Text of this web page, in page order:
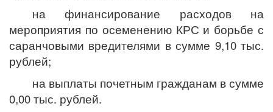
на финансирование расходов на
мероприятия по осеменению КРС и борьбе с
саранчовыми вредителями в сумме 9,10 тыс.
рублей;
на выплаты почетным гражданам в сумме
0,00 тыс. рублей.